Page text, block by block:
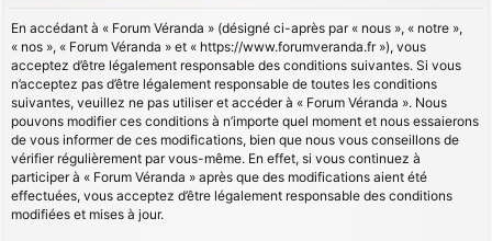
En accédant à « Forum Véranda » (désigné ci-après par « nous », « notre »,
« nos », « Forum Véranda » et « https://www.forumveranda.fr »), vous
acceptez d’être légalement responsable des conditions suivantes. Si vous
n’acceptez pas d’être légalement responsable de toutes les conditions
suivantes, veuillez ne pas utiliser et accéder à « Forum Véranda ». Nous
pouvons modifier ces conditions à n’importe quel moment et nous essaierons
de vous informer de ces modifications, bien que nous vous conseillons de
vérifier régulièrement par vous-même. En effet, si vous continuez à
participer à « Forum Véranda » après que des modifications aient été
effectuées, vous acceptez d’être légalement responsable des conditions
modifiées et mises à jour.